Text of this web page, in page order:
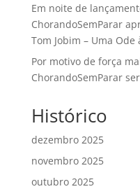
Em noite de
ChorandoSemParar
Tom Jobim – Uma Ode
Por motivo de força
ChorandoSemParar
Histórico
dezembro 2025
novembro 2025
outubro 2025